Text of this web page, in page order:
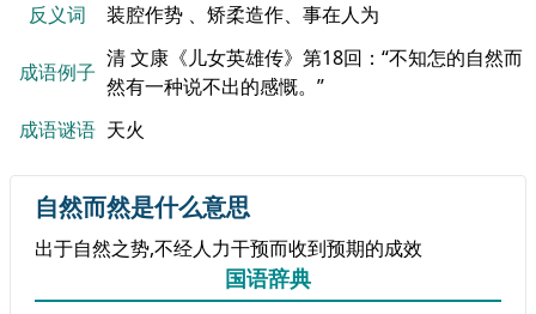
反义词
装腔作势 、矫柔造作、事在人为
成语例子
清 文康《儿女英雄传》第18回：“不知怎的自然而
然有一种说不出的感慨。”
成语谜语 天火
自然而然是什么意思
出于自然之势,不经人力干预而收到预期的成效
国语辞典